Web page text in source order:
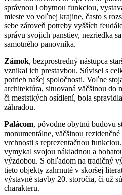
správnou i obytnou funkciou,
mieste vo voľnej krajine, často s
sebe zároveň potreby vyšších
správu svojich panstiev, nezriedka
samotného panovníka.
Zámok, bezprostredný nástupca
vznikal ich prestavbou. Súvisel s
potrieb našej spoločnosti. Voľne
architektúra, situovaná väčšinou do
či meststkých osídlení, bola
záhradou.
Palácom, pôvodne obytnú budovu
monumentálne, väčšinou
vrchnosti s reprezentačnou
vymykal svojou nákladnou a
výzdobou. S ohľadom na tradičný
tieto objekty zahrnuté v skoršej
výstavné stavby 20. storočia, či už
charakteru.